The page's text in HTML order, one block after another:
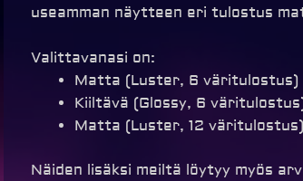
useamman näytteen eri tulostus
Valittavanasi on:
Matta (Luster, 6 väritulostus)
Kiiltävä (Glossy, 6
Matta (Luster, 12 väritulostus)
Näiden lisäksi meiltä löytyy myös